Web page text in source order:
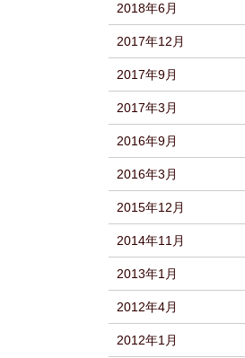
2018年6月
2017年12月
2017年9月
2017年3月
2016年9月
2016年3月
2015年12月
2014年11月
2013年1月
2012年4月
2012年1月